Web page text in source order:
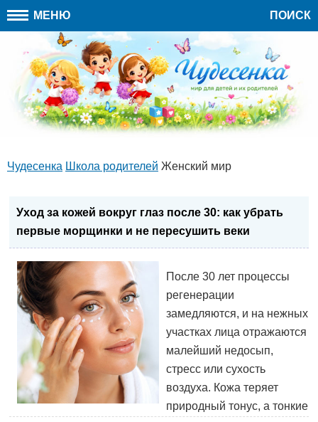
МЕНЮ ПОИСК
Чудесенка Школа родителей Женский мир
Уход за кожей вокруг глаз после 30: как убрать
первые морщинки и не пересушить веки
После 30 лет процессы
регенерации
замедляются, и на нежных
участках лица отражаются
малейший недосып,
стресс или сухость
воздуха. Кожа теряет
природный тонус, а тонкие